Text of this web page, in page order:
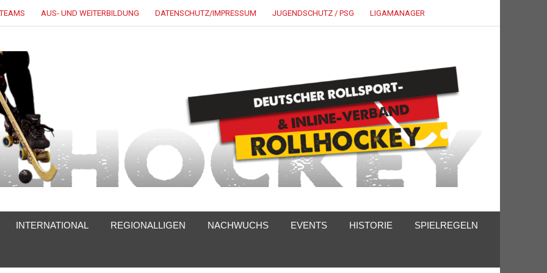
AUS- UND WEITERBILDUNG DATENSCHUTZ/IMPRESSUM JUGENDSCHUTZ / PSG LIGAMANAGER
INTERNATIONAL REGIONALLIGEN NACHWUCHS EVENTS HISTORIE SPIELREGELN